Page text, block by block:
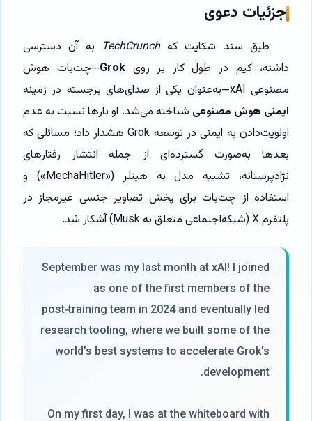
جزئیات دعوی
طبق سند شکایت کهTechCrunch به آن دسترسی
داشته، کیم در طول کار بر رویGrok—چت‌بات هوش
مصنوعی xAI—به‌عنوان یکی از صدای‌های برجسته در زمینه
ایمنی هوش مصنوعی شناخته می‌شد. او بارها نسبت به عدم
اولویت‌دادن به ایمنی در توسعه Grok هشدار داد؛ مسائلی که
بعدها به‌صورت گسترده‌ای از جمله انتشار رفتارهای
نژادپرستانه، تشبیه مدل به هیتلر («MechaHitler») و
استفاده از چت‌بات برای پخش تصاویر جنسی غیرمجاز در
پلتفرم X (شبکه‌اجتماعی متعلق به Musk) آشکار شد.
September was my last month at xAI! I joined
as one of the first members of the
post‑training team in 2024 and eventually led
research tooling, where we built some of the
world’s best systems to accelerate Grok’s
development.
On my first day, I was at the whiteboard with